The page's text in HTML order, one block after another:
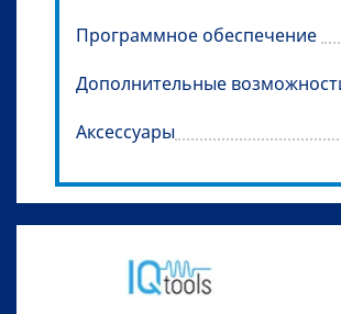
Программное обеспечение
Дополнительные
Аксессуары